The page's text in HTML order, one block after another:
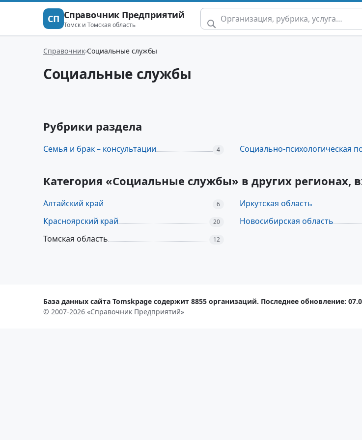
СП Справочник Предприятий
Томск и Томская область
Справочник Социальные службы
Социальные службы
Рубрики раздела
Семья и брак – консультации 4 Социально-психологическая
Категория «Социальные службы» в других
Алтайский край 6 Иркутская область
Красноярский край 20 Новосибирская область
Томская область 12
База данных сайта Tomskpage содержит 8855 организаций. Последнее обновление:
© 2007-2026 «Справочник Предприятий»